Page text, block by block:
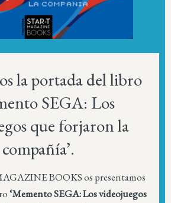
la portada del libro
SEGA: Los
que forjaron la
compañía’.
BOOKS os presentamos
‘Memento SEGA: Los videojuegos